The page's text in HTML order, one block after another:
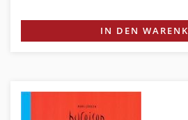
IN DEN